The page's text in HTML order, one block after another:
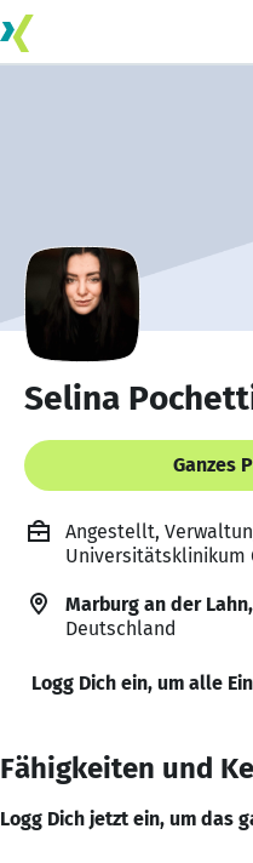
Selina
Ganzes
Angestellt,
Universitätsklinikum
Marburg an der
Deutschland
Logg Dich ein, um alle
Fähigkeiten und
Logg Dich jetzt ein, um das